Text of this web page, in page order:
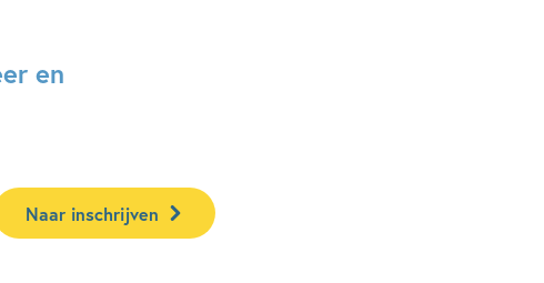
en
Naar inschrijven